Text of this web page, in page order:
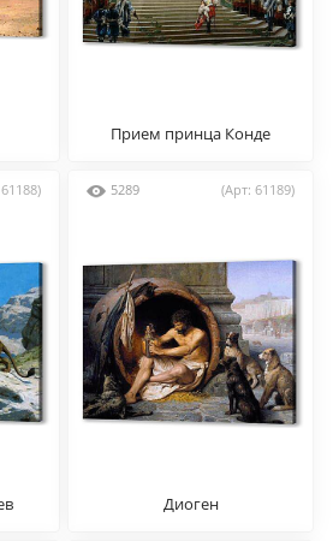
Прием принца Конде
5289 (Арт: 61189)
Диоген